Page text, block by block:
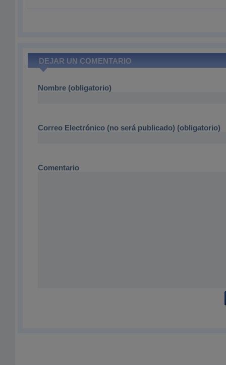
DEJAR UN COMENTARIO
Nombre (obligatorio)
Correo Electrónico (no será publicado) (obligatorio)
Comentario